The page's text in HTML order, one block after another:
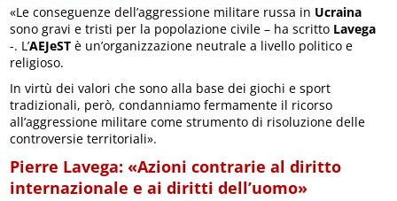
«Le conseguenze dell’aggressione militare russa in Ucraina
sono gravi e tristi per la popolazione civile – ha scritto Lavega
-. L’AEJeST è un’organizzazione neutrale a livello politico e
religioso.
In virtù dei valori che sono alla base dei giochi e sport
tradizionali, però, condanniamo fermamente il ricorso
all’aggressione militare come strumento di risoluzione delle
controversie territoriali».
Pierre Lavega: «Azioni contrarie al diritto
internazionale e ai diritti dell’uomo»